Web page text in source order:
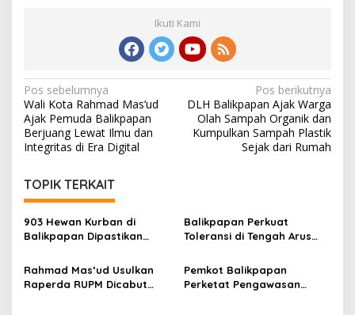
Ikuti Kami
Navigasi
pos
Pos sebelumnya
Wali Kota Rahmad Mas’ud
Ajak Pemuda Balikpapan
Berjuang Lewat Ilmu dan
Integritas di Era Digital
Pos berikutnya
DLH Balikpapan Ajak Warga
Olah Sampah Organik dan
Kumpulkan Sampah Plastik
Sejak dari Rumah
TOPIK TERKAIT
903 Hewan Kurban di
Balikpapan Dipastikan
Balikpapan Perkuat
Toleransi di Tengah Arus
Rahmad Mas’ud Usulkan
Raperda RUPM Dicabut
Pemkot Balikpapan
Perketat Pengawasan